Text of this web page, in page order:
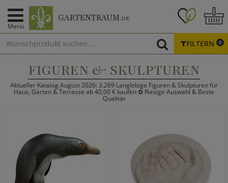
Menü
GARTENTRAUM.DE
FILTERN 0
FIGUREN & SKULPTUREN
Aktueller Katalog August 2026: 3.269 Langlebige Figuren & Skulpturen für
Haus, Garten & Terrasse ab 40,00 € kaufen ✿ Riesige Auswahl & Beste
Qualität